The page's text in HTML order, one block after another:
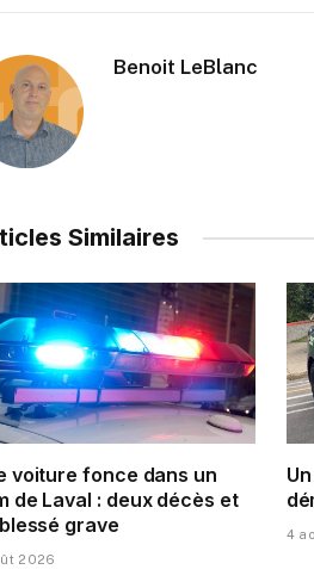
Benoit LeBlanc
Similaires
voiture fonce dans un
de Laval : deux décès et
grave
2026
4